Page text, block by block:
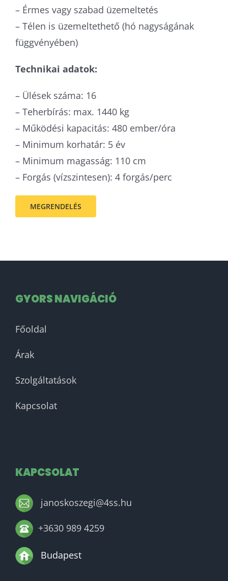
– Érmes vagy szabad üzemeltetés
– Télen is üzemeltethető (hó nagyságának
függvényében)
Technikai adatok:
– Ülések száma: 16
– Teherbírás: max. 1440 kg
– Működési kapacitás: 480 ember/óra
– Minimum korhatár: 5 év
– Minimum magasság: 110 cm
– Forgás (vízszintesen): 4 forgás/perc
MEGRENDELÉS
GYORS NAVIGÁCIÓ
Főoldal
Árak
Szolgáltatások
Kapcsolat
KAPCSOLAT
janoskoszegi@4ss.hu
+3630 989 4259
Budapest